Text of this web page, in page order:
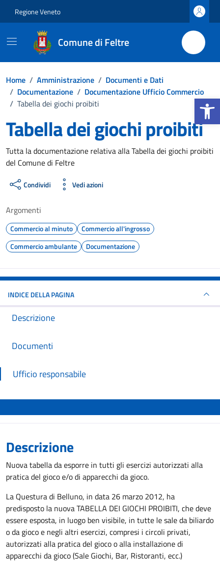
Apri la
Regione Veneto
Comune di Feltre
Home / Amministrazione / Documenti e Dati
/ Documentazione / Documentazione Ufficio Commercio
/ Tabella dei giochi proibiti
Tabella dei giochi proibiti
Dettagli del documento
Tutta la documentazione relativa alla Tabella dei giochi proibiti
del Comune di Feltre
Condividi Vedi azioni
Argomenti
Commercio al minuto
Commercio all'ingrosso
Commercio ambulante
Documentazione
INDICE DELLA PAGINA
Descrizione
Documenti
Ufficio responsabile
Descrizione
Nuova tabella da esporre in tutti gli esercizi autorizzati alla
pratica del gioco e/o di apparecchi da gioco.
La Questura di Belluno, in data 26 marzo 2012, ha
predisposto la nuova TABELLA DEI GIOCHI PROIBITI, che deve
essere esposta, in luogo ben visibile, in tutte le sale da biliardo
o da gioco e negli altri esercizi, compresi i circoli privati,
autorizzati alla pratica del gioco o alla installazione di
apparecchi da gioco (Sale Giochi, Bar, Ristoranti, ecc.)